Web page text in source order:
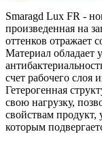
Smaragd Lux FR -
произведенная на
оттенков отражает
Материал обладает
счет рабочего
Гетерогенная
свою нагрузку,
свойствам
которым